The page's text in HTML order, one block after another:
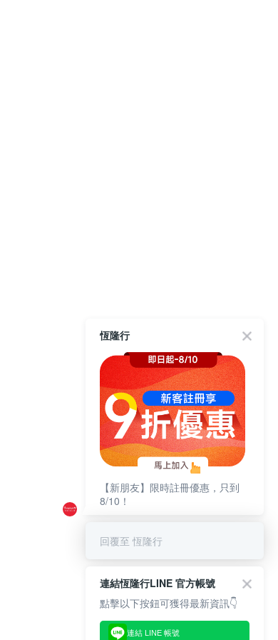
恆隆行
【新朋友】限時註冊優惠，只到
8/10！
回覆至 恆隆行
連結恆隆行LINE 官方帳號
點擊以下按鈕可獲得最新資訊👇
連結 LINE 帳號